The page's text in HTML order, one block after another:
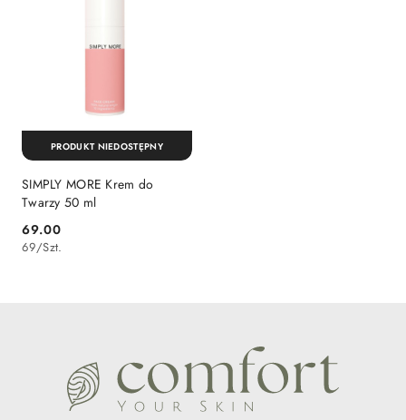
SIMPLY MORE Krem do
Twarzy 50 ml
Cena:
69.00
69/Szt.
PRODUKT NIEDOSTĘPNY